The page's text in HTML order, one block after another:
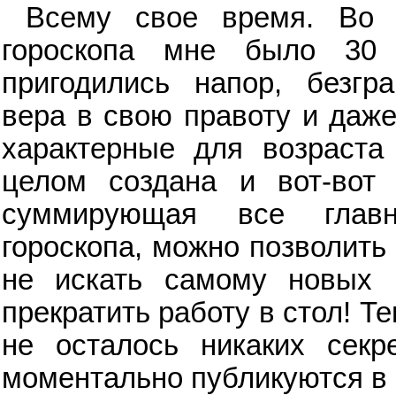
Всему свое время. Во
гороскопа мне было
пригодились напор,
вера в свою правоту и
характерные для
целом создана и вот-вот
суммирующая все
гороскопа, можно
не искать самому новых
прекратить работу в стол!
не осталось никаких
моментально публикуются в